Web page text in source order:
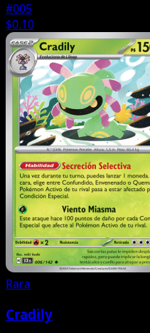
#005
$0.10
Rara
Cradily